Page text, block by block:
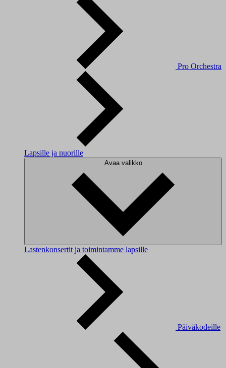
Pro Orchestra
Lapsille ja nuorille
Avaa valikko
Lastenkonsertit ja toimintamme lapsille
Päiväkodeille